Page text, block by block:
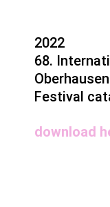
2022
68.
Oberhausen
Festival
download